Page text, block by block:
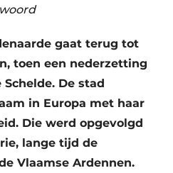
gaat terug tot
toen een nederzetting
De stad
in Europa met haar
Die werd opgevolgd
lange tijd de
Vlaamse Ardennen.